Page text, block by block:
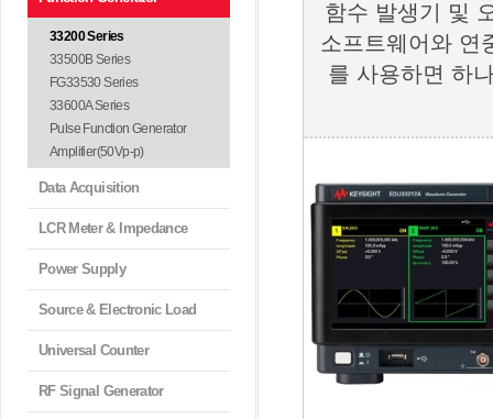
33200 Series
33500B Series
FG33530 Series
33600A Series
Pulse Function Generator
Amplifier(50Vp-p)
Data Acquisition
LCR Meter & Impedance
Power Supply
Source & Electronic Load
Universal Counter
RF Signal Generator
함수 발생기 및
소프트웨어와 연
를 사용하면 하